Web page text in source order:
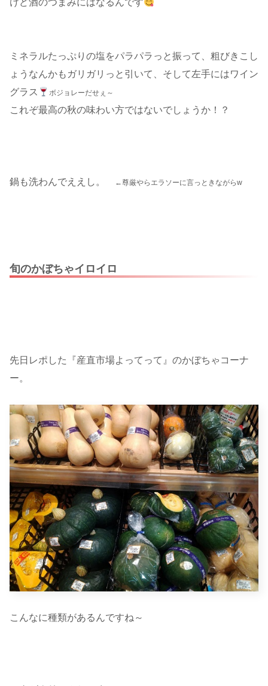
けど酒のつまみにはなるんです
ミネラルたっぷりの塩をパラパラっと振って、粗びきこし
ょうなんかもガリガリっと引いて、そして左手にはワイン
グラス
ボジョレーだせぇ～
これぞ最高の秋の味わい方ではないでしょうか！？
鍋も洗わんでええし。 ←尊厳やらエラソーに言っときながらw
旬のかぼちゃイロイロ
先日レポした『産直市場よってって』のかぼちゃコーナ
ー。
こんなに種類があるんですね～